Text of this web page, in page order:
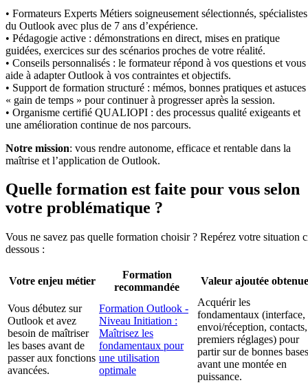
• Formateurs Experts Métiers soigneusement sélectionnés, spécialistes
du Outlook avec plus de 7 ans d’expérience.
• Pédagogie active : démonstrations en direct, mises en pratique
guidées, exercices sur des scénarios proches de votre réalité.
• Conseils personnalisés : le formateur répond à vos questions et vous
aide à adapter Outlook à vos contraintes et objectifs.
• Support de formation structuré : mémos, bonnes pratiques et astuces
« gain de temps » pour continuer à progresser après la session.
• Organisme certifié QUALIOPI : des processus qualité exigeants et
une amélioration continue de nos parcours.
Notre mission: vous rendre autonome, efficace et rentable dans la
maîtrise et l’application de Outlook.
Quelle formation est faite pour vous selon
votre problématique ?
Vous ne savez pas quelle formation choisir ? Repérez votre situation
dessous :
Votre enjeu métier
Formation
recommandée
Valeur ajoutée obtenue
Vous débutez sur
Outlook et avez
besoin de maîtriser
les bases avant de
passer aux fonctions
avancées.
Formation Outlook -
Niveau Initiation :
Maîtrisez les
fondamentaux pour
une utilisation
optimale
Acquérir les
fondamentaux (interface,
envoi/réception, contacts,
premiers réglages) pour
partir sur de bonnes bases
avant une montée en
puissance.